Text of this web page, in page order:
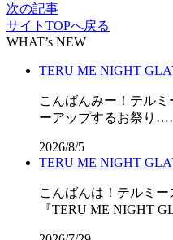
次の記事
サイトTOPへ戻る
WHAT’s NEW
TERU ME NIGHT
こんばんみー！テル
ーアップするお祭り
2026/8/5
TERU ME NIGHT
こんばんは！テルミ
『TERU ME NIGHT